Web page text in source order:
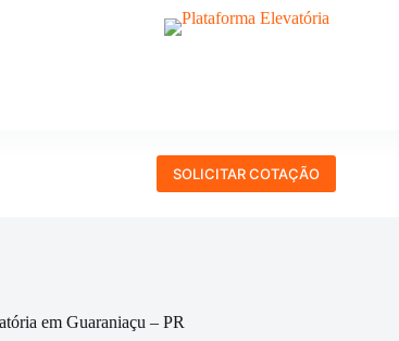
SOLICITAR COTAÇÃO
em Guaraniaçu – PR